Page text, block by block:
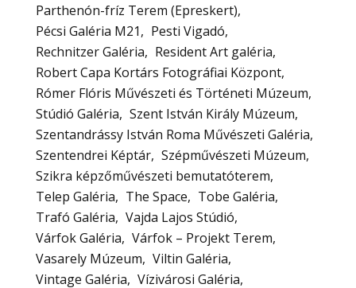
Parthenón-fríz Terem (Epreskert)
Pécsi Galéria M21
Pesti Vigadó
Rechnitzer Galéria
Resident Art galéria
Robert Capa Kortárs Fotográfiai Központ
Rómer Flóris Művészeti és Történeti Múzeum
Stúdió Galéria
Szent István Király Múzeum
Szentandrássy István Roma Művészeti Galéria
Szentendrei Képtár Szépművészeti Múzeum
Szikra képzőművészeti bemutatóterem
Telep Galéria
The Space
Tobe Galéria
Trafó Galéria
Vajda Lajos Stúdió
Várfok Galéria
Várfok – Projekt Terem
Vasarely Múzeum
Viltin Galéria
Vintage Galéria
Vízivárosi Galéria